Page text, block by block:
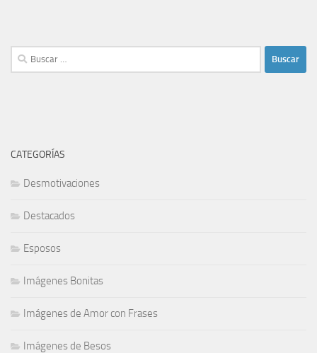
Buscar:
CATEGORÍAS
Desmotivaciones
Destacados
Esposos
Imágenes Bonitas
Imágenes de Amor con Frases
Imágenes de Besos